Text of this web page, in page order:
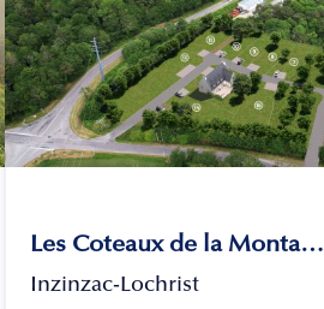
Les Coteaux de la Montagne
Inzinzac-Lochrist